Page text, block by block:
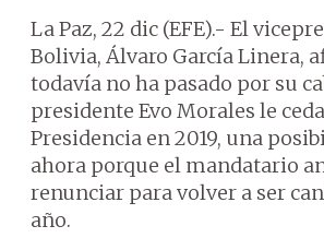
La Paz, 22 dic (EFE).- El
Bolivia, Álvaro García Linera,
todavía no ha pasado por su
presidente Evo Morales le
Presidencia en 2019, una
ahora porque el mandatario
renunciar para volver a ser
año.